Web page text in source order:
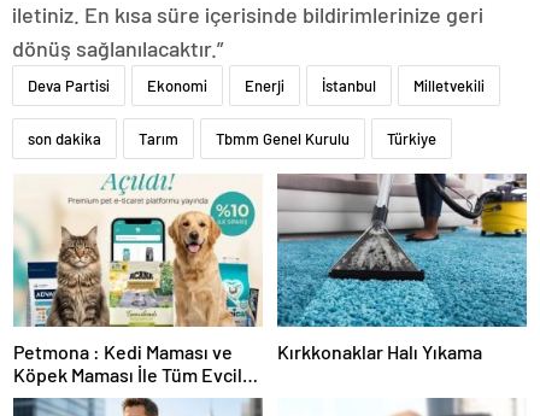
iletiniz. En kısa süre içerisinde bildirimlerinize geri
dönüş sağlanılacaktır.”
Deva Partisi Ekonomi Enerji İstanbul Milletvekili
son dakika Tarım Tbmm Genel Kurulu Türkiye
Petmona : Kedi Maması ve
Köpek Maması İle Tüm Evcil
Hayvan Ürünleri
Kırkkonaklar Halı Yıkama